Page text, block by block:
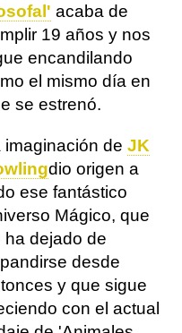
acaba de
19 años y nos
encandilando
el mismo día en
se estrenó.
imaginación de JK
dio origen a
ese fantástico
Mágico, que
ha dejado de
desde
y que sigue
con el actual